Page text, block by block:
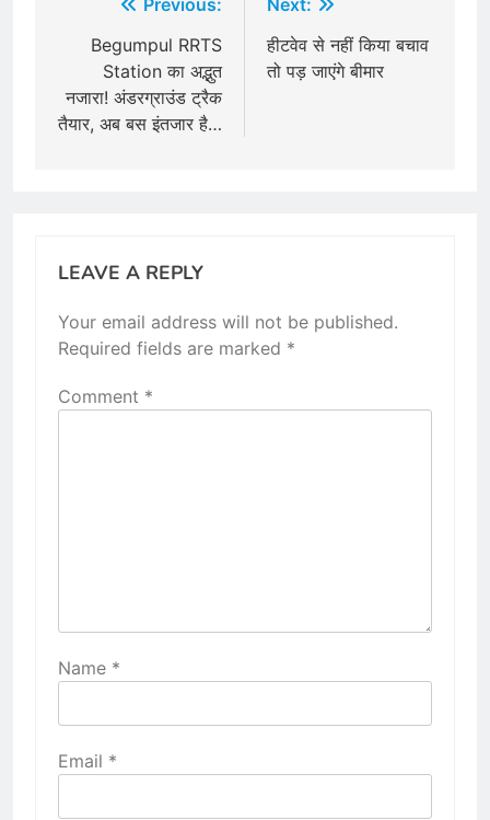
navigation
Begumpul RRTS
Station का अद्भुत
नजारा! अंडरग्राउंड ट्रैक
तैयार, अब बस इंतजार है…
हीटवेव से नहीं किया बचाव
तो पड़ जाएंगे बीमार
LEAVE A REPLY
Your email address will not be published.
Required fields are marked *
Comment *
Name *
Email *